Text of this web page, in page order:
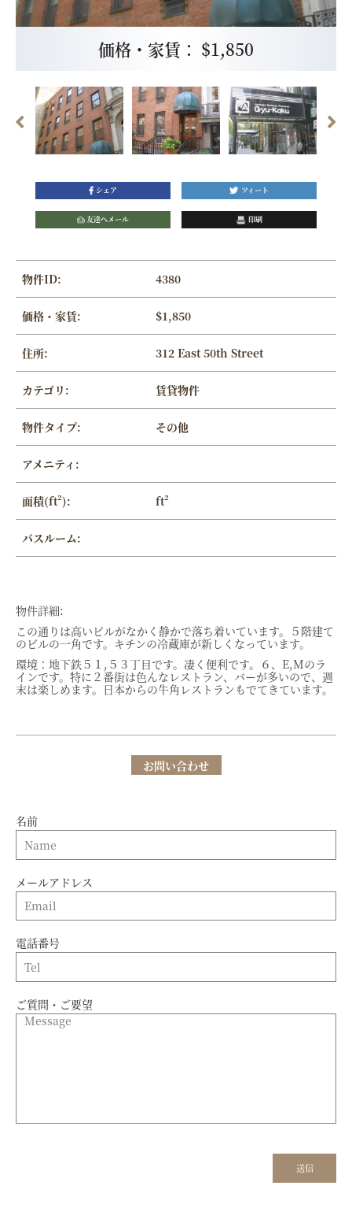
価格・家賃： $1,850
シェア ツィート
友達へメール 印刷
物件ID: 4380
価格・家賃: $1,850
住所: 312 East 50th Street
カテゴリ: 賃貸物件
物件タイプ: その他
アメニティ:
面積(ft²): ft²
バスルーム:
物件詳細:
この通りは高いビルがなかく静かで落ち着いています。５階建て
のビルの一角です。キチンの冷蔵庫が新しくなっています。
環境：地下鉄５１,５３丁目です。凄く便利です。６、E,Mのラ
インです。特に２番街は色んなレストラン、バーが多いので、週
末は楽しめます。日本からの牛角レストランもでてきています。
お問い合わせ
名前
メールアドレス
電話番号
ご質問・ご要望